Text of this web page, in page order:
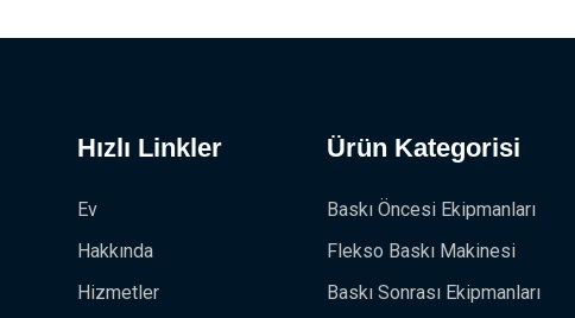
Hızlı Linkler
Ev
Hakkında
Hizmetler
Ürün Kategorisi
Baskı Öncesi Ekipmanları
Flekso Baskı Makinesi
Baskı Sonrası Ekipmanları